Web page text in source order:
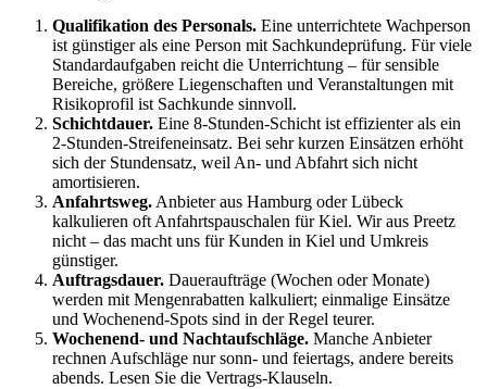
Qualifikation des Personals. Eine unterrichtete Wachperson
ist günstiger als eine Person mit Sachkundeprüfung. Für viele
Standardaufgaben reicht die Unterrichtung – für sensible
Bereiche, größere Liegenschaften und Veranstaltungen mit
Risikoprofil ist Sachkunde sinnvoll.
Schichtdauer. Eine 8-Stunden-Schicht ist effizienter als ein
2-Stunden-Streifeneinsatz. Bei sehr kurzen Einsätzen erhöht
sich der Stundensatz, weil An- und Abfahrt sich nicht
amortisieren.
Anfahrtsweg.Anbieter aus Hamburg oder Lübeck
kalkulieren oft Anfahrtspauschalen für Kiel. Wir aus Preetz
nicht – das macht uns für Kunden in Kiel und Umkreis
günstiger.
Auftragsdauer. Daueraufträge (Wochen oder Monate)
werden mit Mengenrabatten kalkuliert; einmalige Einsätze
und Wochenend-Spots sind in der Regel teurer.
Wochenend- und Nachtaufschläge. Manche Anbieter
rechnen Aufschläge nur sonn- und feiertags, andere bereits
abends. Lesen Sie die Vertrags-Klauseln.